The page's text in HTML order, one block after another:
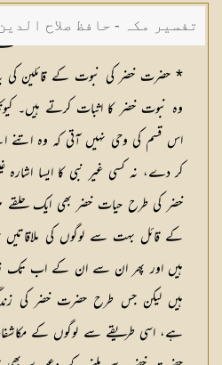
تفسیر مکہ - حافظ صلاح
* حضرت خضر کی نبوت کے قائلین
وہ نبوت خضر کا اثبات کرتے ہیں۔
اس قسم کی وحی نہیں آتی کہ وہ اتنے
کر دے، نہ کسی غیر نبی کا ایسا
خضر کی طرح حیات خضر بھی ایک
کے قائل بہت سے لوگوں کی
ہیں اور پھر ان سے ان کے اب تک
ہیں لیکن جس طرح حضرت خضر کی
ہے، اسی طریقے سے لوگوں کے